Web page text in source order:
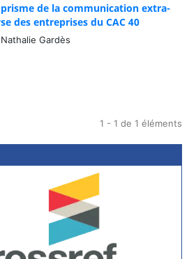
de la communication extra-
des entreprises du CAC 40
Gardès
1 - 1 de 1 éléments